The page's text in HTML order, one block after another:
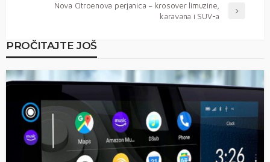
Nova Citroenova perjanica – krosover limuzine,
karavana i SUV-a
PROČITAJTE JOŠ